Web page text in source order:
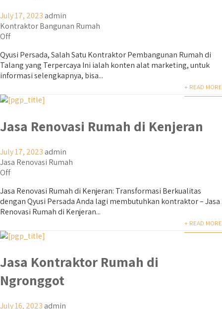
July 17, 2023 admin
Kontraktor Bangunan Rumah
Off
Qyusi Persada, Salah Satu Kontraktor Pembangunan Rumah di
Talang yang Terpercaya Ini ialah konten alat marketing, untuk
informasi selengkapnya, bisa...
+ READ MORE
Jasa Renovasi Rumah di Kenjeran
July 17, 2023 admin
Jasa Renovasi Rumah
Off
Jasa Renovasi Rumah di Kenjeran: Transformasi Berkualitas
dengan Qyusi Persada Anda lagi membutuhkan kontraktor – Jasa
Renovasi Rumah di Kenjeran...
+ READ MORE
Jasa Kontraktor Rumah di
Ngronggot
July 16, 2023 admin